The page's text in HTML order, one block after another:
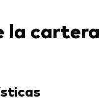
la cartera